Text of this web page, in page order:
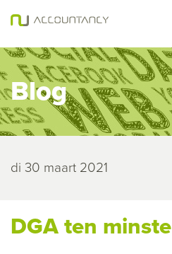
Blog
di 30 maart 2021
DGA ten minste